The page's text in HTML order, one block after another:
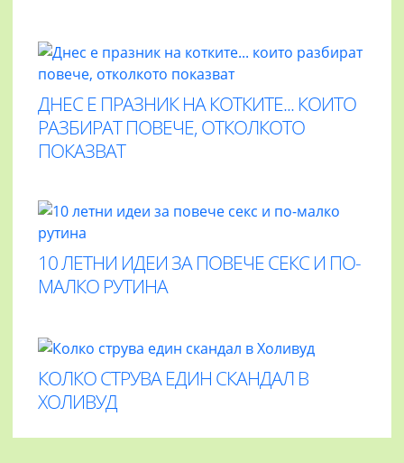
ДНЕС Е ПРАЗНИК НА КОТКИТЕ... КОИТО
РАЗБИРАТ ПОВЕЧЕ, ОТКОЛКОТО
ПОКАЗВАТ
10 ЛЕТНИ ИДЕИ ЗА ПОВЕЧЕ СЕКС И ПО-
МАЛКО РУТИНА
КОЛКО СТРУВА ЕДИН СКАНДАЛ В
ХОЛИВУД